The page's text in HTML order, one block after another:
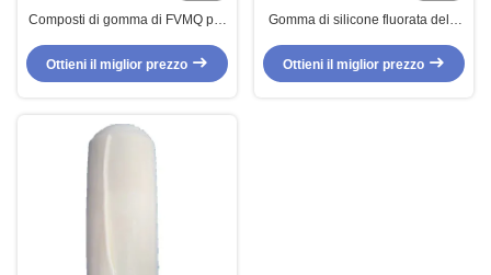
Composti di gomma di FVMQ per
Ottieni il miglior prezzo
Gomma di silicone fluorata della
FVMQ
Ottieni il miglior prezzo